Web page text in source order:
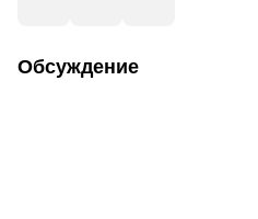
Обсуждение